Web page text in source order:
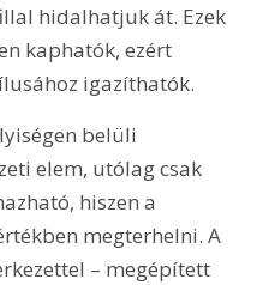
hidalhatjuk át. Ezek
kaphatók, ezért
igazíthatók.
belüli
elem, utólag csak
hiszen a
megterhelni. A
– megépített